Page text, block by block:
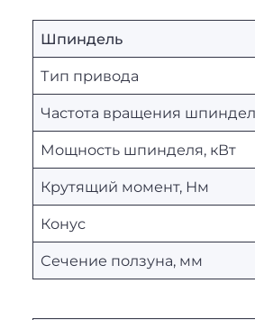
Шпиндель
Тип привода
Частота вращения
Мощность шпинделя, кВт
Крутящий момент, Нм
Конус
Сечение ползуна, мм